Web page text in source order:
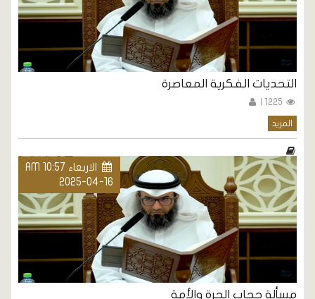
التحديات الفكرية المعاصرة
المزيد
الاربعاء AM 10:57
2025-04-16
مسألة حجاب الحرة والأمة